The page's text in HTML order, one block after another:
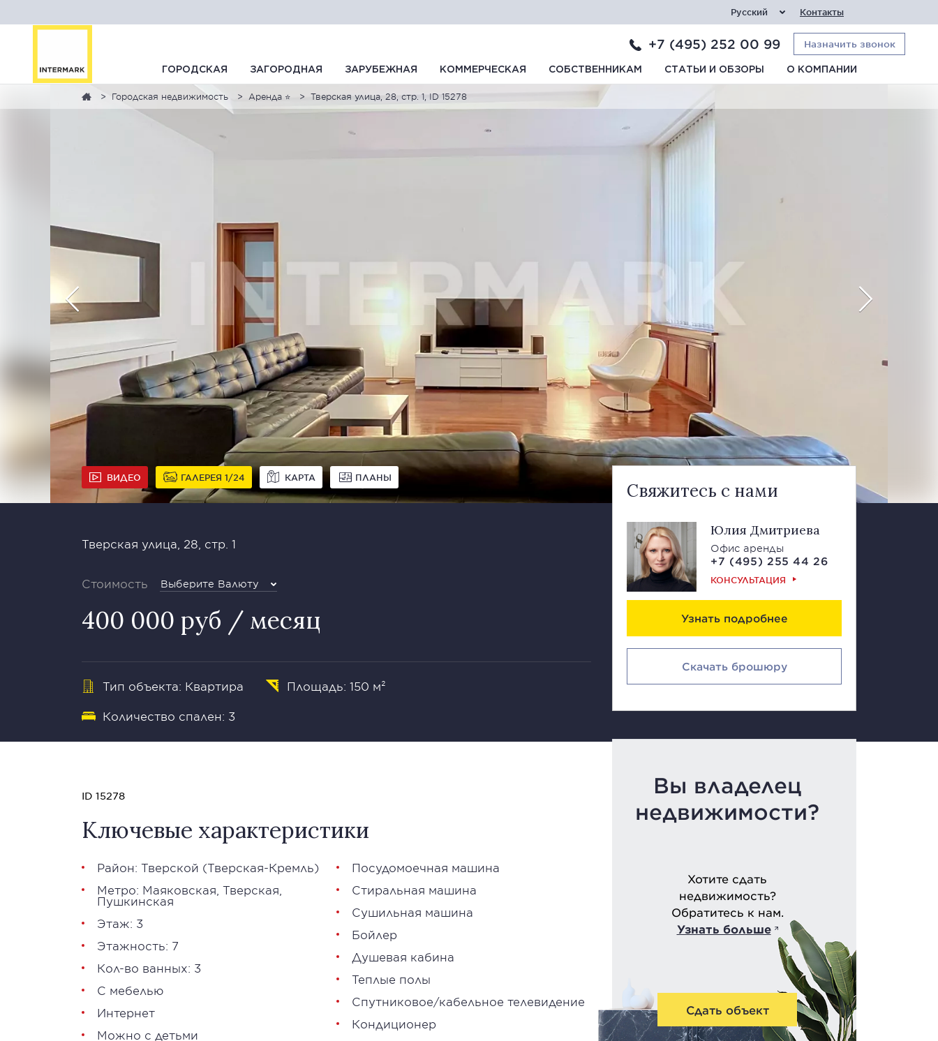
Русский Контакты
+7 (495) 252 00 99 Назначить звонок
ГОРОДСКАЯ ЗАГОРОДНАЯ ЗАРУБЕЖНАЯ КОММЕРЧЕСКАЯ СОБСТВЕННИКАМ СТАТЬИ И ОБЗОРЫ О КОМПАНИИ
Городская недвижимость Аренда ⭐ Тверская улица, 28, стр. 1, ID 15278
ВИДЕО ГАЛЕРЕЯ 1 24 КАРТА ПЛАНЫ
Тверская улица, 28, стр. 1
Стоимость Выберите Валюту
400 000 руб / месяц
Тип объекта: Квартира Площадь: 150 м²
Количество спален: 3
Свяжитесь с нами
Юлия Дмитриева
Офис аренды
+7 (495) 255 44 26
КОНСУЛЬТАЦИЯ
Узнать подробнее
Скачать брошюру
Вы владелец
недвижимости?
Хотите сдать
недвижимость?
Обратитесь к нам.
Узнать больше
Сдать объект
ID 15278
Ключевые характеристики
Район: Тверской (Тверская-Кремль)
Метро: Маяковская Тверская
Пушкинская
Этаж: 3
Этажность: 7
Кол-во ванных: 3
С мебелью
Интернет
Можно с детьми
Посудомоечная машина
Стиральная машина
Сушильная машина
Бойлер
Душевая кабина
Теплые полы
Спутниковое/кабельное телевидение
Кондиционер